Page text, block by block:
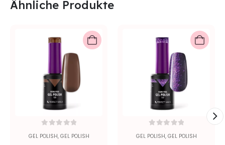
Ähnliche Produkte
GEL POLISH, GEL POLISH GEL POLISH, GEL POLISH